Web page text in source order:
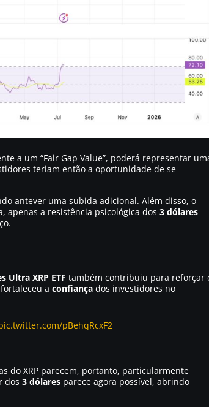
a um “Fair Gap Value”, poderá representar
teriam então a oportunidade de se
antever uma subida adicional. Além disso, o
apenas a resistência psicológica dos 3 dólares
Ultra XRP ETF também contribuiu para reforçar
a confiança dos investidores no
pBehqRcxF2
do XRP parecem, portanto, particularmente
dos 3 dólares parece agora possível, abrindo